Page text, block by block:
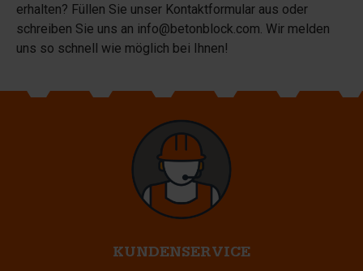
erhalten? Füllen Sie unser Kontaktformular aus oder
schreiben Sie uns an info@betonblock.com. Wir melden
uns so schnell wie möglich bei Ihnen!
KUNDENSERVICE